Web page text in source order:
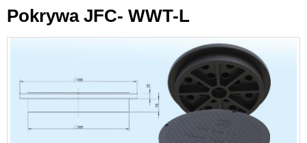
Pokrywa JFC- WWT-L